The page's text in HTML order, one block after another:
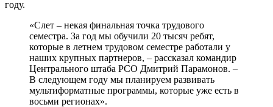
году.
«Слет – некая финальная точка трудового
семестра. За год мы обучили 20 тысяч ребят,
которые в летнем трудовом семестре работали у
наших крупных партнеров, – рассказал командир
Центрального штаба РСО Дмитрий Парамонов. –
В следующем году мы планируем развивать
мультиформатные программы, которые уже есть в
восьми регионах».